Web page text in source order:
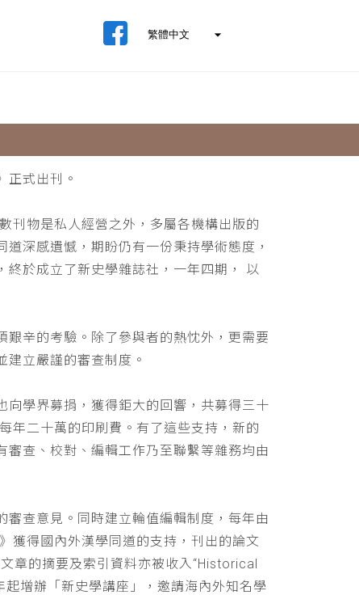
式出刊。
刊物是私人經營之外，多屬各機構出版的
深感遺憾，期盼仍有一份秉持學術態度，
於成立了新史學雜誌社，一年四期， 以
辛的考驗。除了參與者的熱忱外，更需要
立嚴謹的審查制度。
學界募捐，獲得鉅大的回響，共募得三十
年二十萬的印刷費。有了這些支持，新的
查、校對、編輯工作乃至聯繫等雜務均由
查意見。同時建立輪值編輯制度，每年由
獲得國內外漢學同道的支持，刊出的論文
章的摘要及索引資料亦被收入“Historical
增辦「新史學講座」，邀請海內外知名學